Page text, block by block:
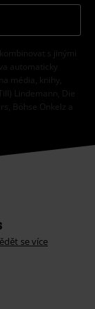
s jinými
automaticky
média, knihy,
Lindemann, Die
Böhse Onkelz a
se více